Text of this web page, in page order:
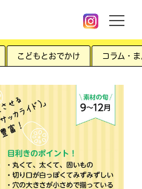
こどもとおでかけ コラム・